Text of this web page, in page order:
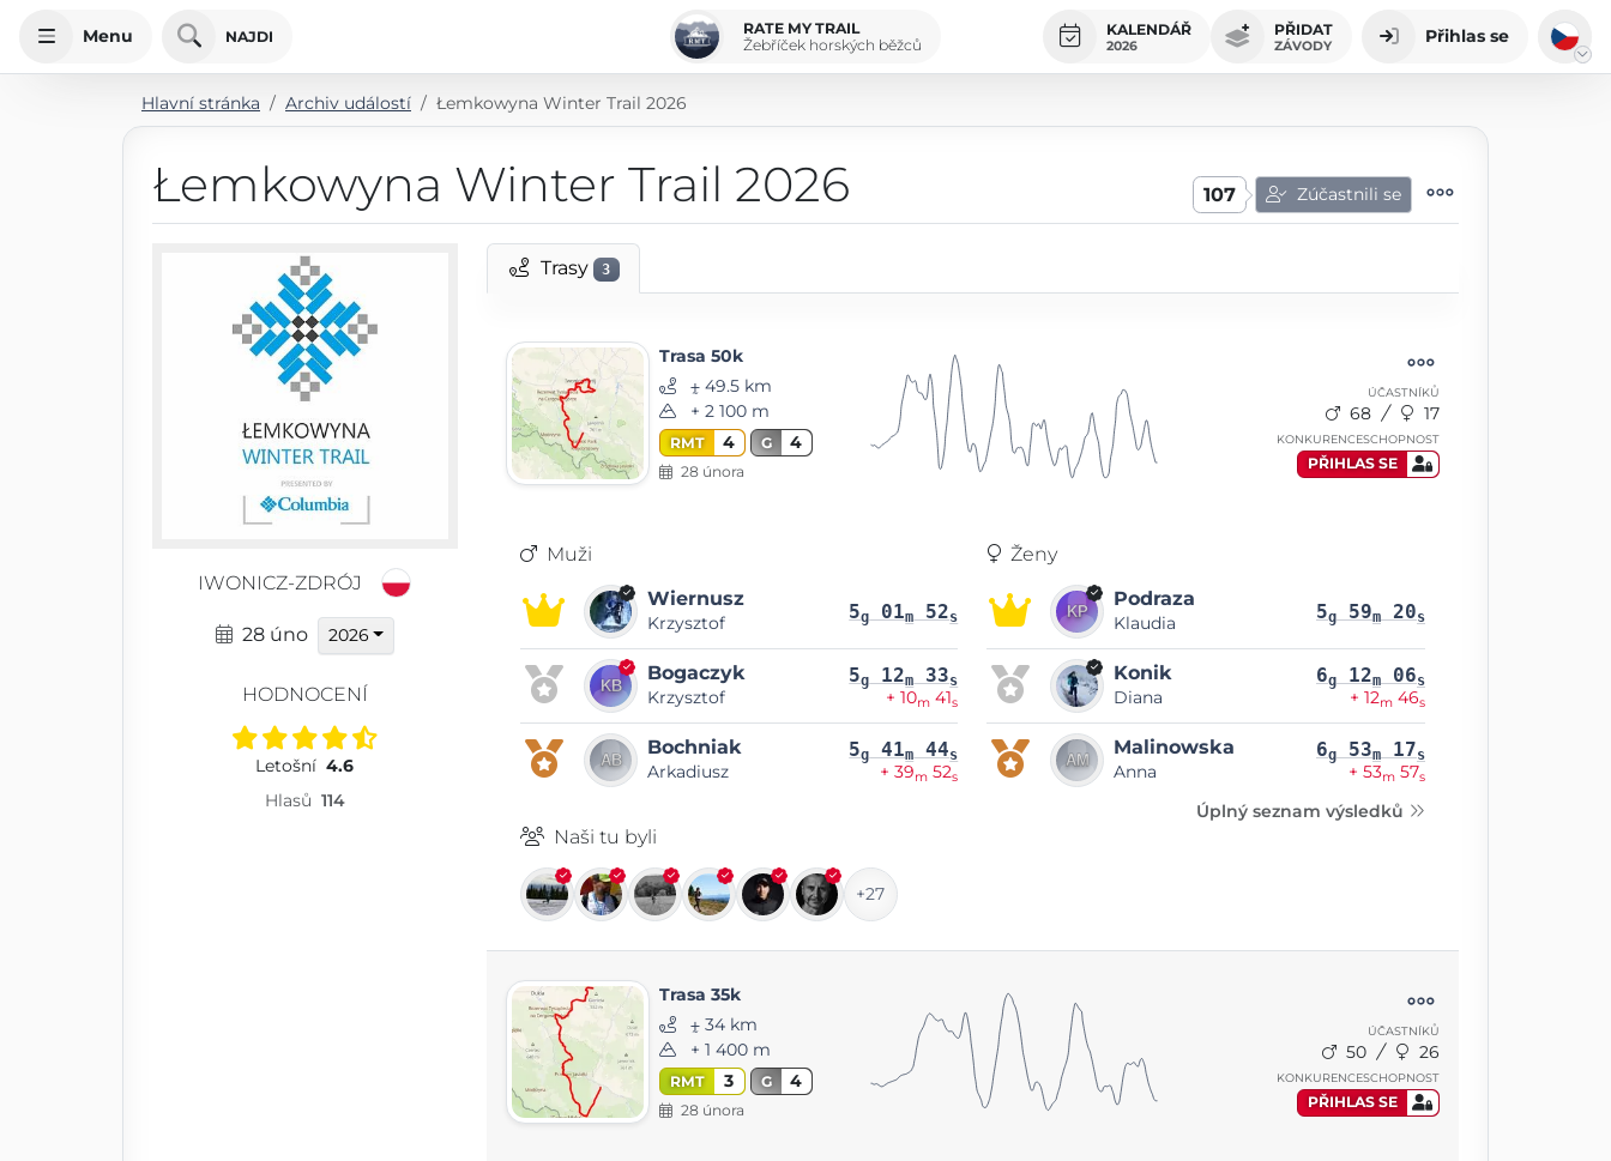
Menu NAJDI
RATE MY TRAIL
Žebříček horských běžců
KALENDÁŘ
2026
PŘIDAT
ZÁVODY Přihlas se
Hlavní stránka Archiv událostí Łemkowyna Winter Trail 2026
Łemkowyna Winter Trail 2026 107 Zúčastnili se
IWONICZ-ZDRÓJ
28 úno 2026
HODNOCENÍ
Letošní 4.6
Hlasů 114
Trasy 3
Trasa 50k
⨦ 49.5 km
+ 2 100 m
RMT 4 G 4
28 února
ÚČASTNÍKŮ
68 17
KONKURENCESCHOPNOST
PŘIHLAS SE
Muži
Wiernusz
Krzysztof 5g 01m 52s
Bogaczyk
Krzysztof
5g 12m 33s
+ 10m 41s
Bochniak
Arkadiusz
5g 41m 44s
+ 39m 52s
Ženy
Podraza
Klaudia 5g 59m 20s
Konik
Diana
6g 12m 06s
+ 12m 46s
Malinowska
Anna
6g 53m 17s
+ 53m 57s
Úplný seznam výsledků
Naši tu byli
+27
Trasa 35k
⨦ 34 km
+ 1 400 m
RMT 3 G 4
28 února
ÚČASTNÍKŮ
50 26
KONKURENCESCHOPNOST
PŘIHLAS SE